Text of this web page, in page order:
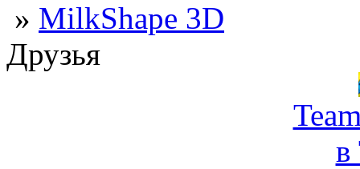
» MilkShape 3D
Друзья
в